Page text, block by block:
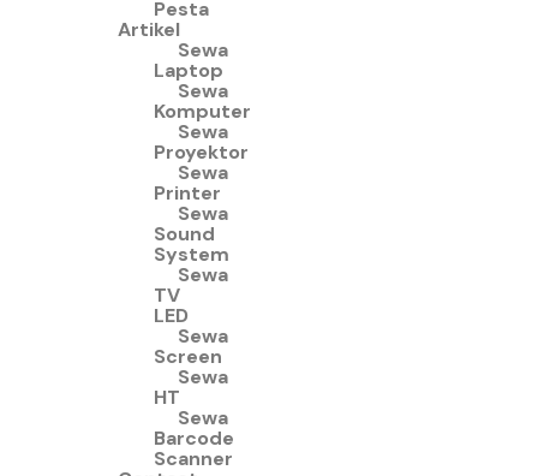
Pesta
Artikel
Sewa
Laptop
Sewa
Komputer
Sewa
Proyektor
Sewa
Printer
Sewa
Sound
System
Sewa
TV
LED
Sewa
Screen
Sewa
HT
Sewa
Barcode
Scanner